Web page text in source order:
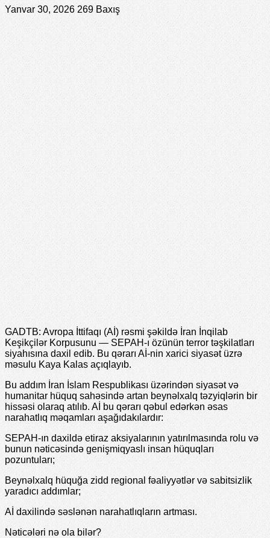
Yanvar 30, 2026 269 Baxış
GADTB: Avropa İttifaqı (Aİ) rəsmi şəkildə İran İnqilab
Keşikçilər Korpusunu — SEPAH-ı özünün terror təşkilatları
siyahısına daxil edib. Bu qərarı Aİ-nin xarici siyasət üzrə
məsulu Kaya Kalas açıqlayıb.
Bu addım İran İslam Respublikası üzərindən siyasət və
humanitar hüquq sahəsində artan beynəlxalq təzyiqlərin bir
hissəsi olaraq atılıb. Aİ bu qərarı qəbul edərkən əsas
narahatlıq məqamları aşağıdakılardır:
SEPAH-ın daxildə etiraz aksiyalarının yatırılmasında rolu və
bunun nəticəsində genişmiqyaslı insan hüquqları
pozuntuları;
Beynəlxalq hüquğa zidd regional fəaliyyətlər və sabitsizlik
yaradıcı addımlar;
Aİ daxilində səslənən narahatlıqların artması.
Nəticələri nə ola bilər?